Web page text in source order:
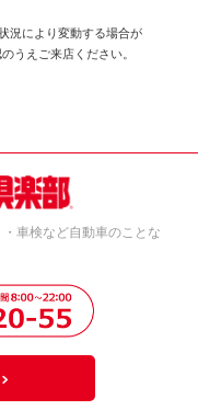
況により変動する場合が
うえご来店ください。
車検など自動車のことな